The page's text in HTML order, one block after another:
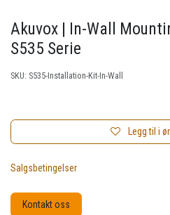
Akuvox | In-Wall
S535 Serie
SKU: S535-Installation-Kit-In-Wall
Legg til i
Salgsbetingelser
Kontakt oss